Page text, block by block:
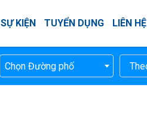
SỰ KIỆN TUYỂN DỤNG LIÊN HỆ
Chọn Đường phố